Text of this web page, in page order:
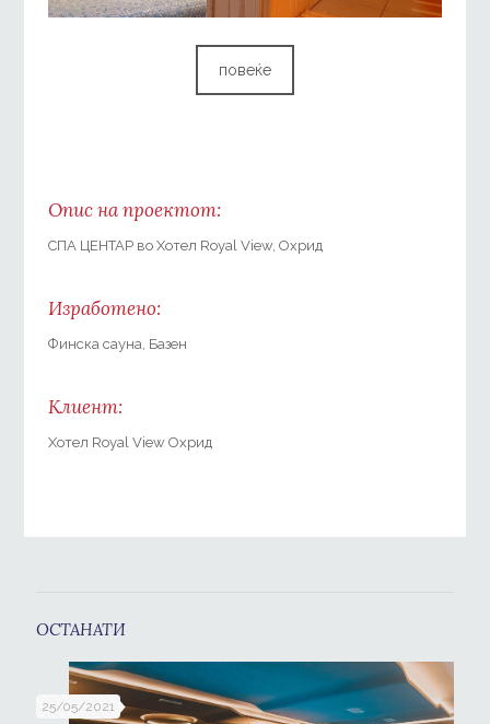
повеќе
Опис на проектот:
СПА ЦЕНТАР во Хотел Royal View, Охрид
Изработено:
Финска сауна, Базен
Клиент:
Хотел Royal View Охрид
ОСТАНАТИ
25/05/2021